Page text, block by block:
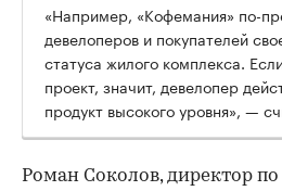
«Например, «Кофемания» по-
девелоперов и покупателей
статуса жилого комплекса.
проект, значит, девелопер
продукт высокого уровня», —
Роман Соколов, директор